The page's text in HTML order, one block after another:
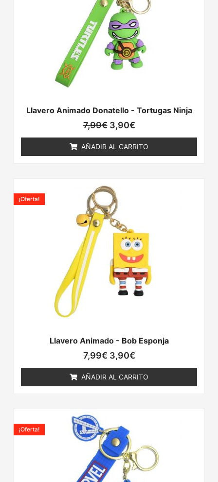
Llavero Animado Donatello - Tortugas Ninja
7,99€ 3,90€
AÑADIR AL CARRITO
Llavero Animado - Bob Esponja
¡Oferta!
7,99€
precio
original
era:
7,99€.
3,90€
AÑADIR AL CARRITO
¡Oferta!
precio
original
era:
7,99€.
es:
3,90€.